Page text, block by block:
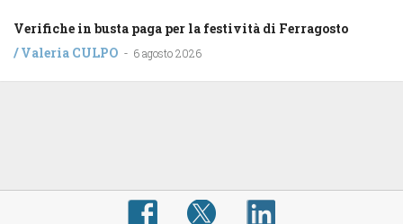
Verifiche in busta paga per la festività di Ferragosto
/Valeria CULPO - 6 agosto 2026